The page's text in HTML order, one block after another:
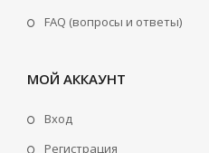
FAQ (вопросы и ответы)
МОЙ АККАУНТ
Вход
Регистрация